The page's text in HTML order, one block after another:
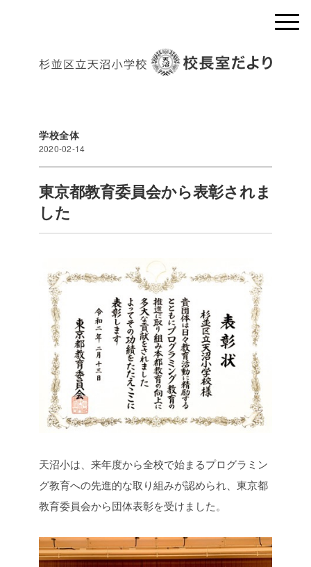
学校全体
2020-02-14
東京都教育委員会から表彰されま
した
天沼小は、来年度から全校で始まるプログラミン
グ教育への先進的な取り組みが認められ、東京都
教育委員会から団体表彰を受けました。